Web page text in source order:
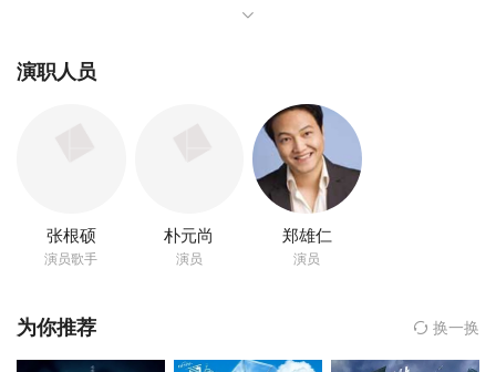
第20集
第28集 第30集
郑雄仁
曹熙奉
宋元锡
演职人员
张根硕
演员歌手
朴元尚
演员
郑雄仁
演员
为你推荐 换一换